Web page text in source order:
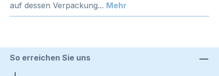
auf dessen Verpackung... Mehr
So erreichen Sie uns